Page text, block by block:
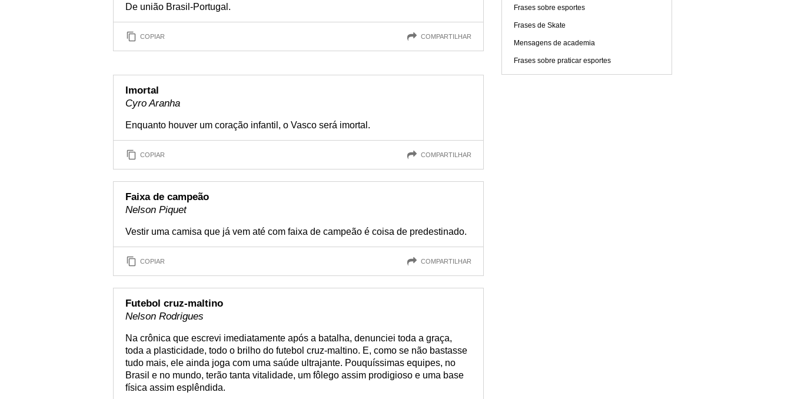
De união Brasil-Portugal.
COPIAR COMPARTILHAR
Imortal
Cyro Aranha
Enquanto houver um coração infantil, o Vasco será imortal.
COPIAR COMPARTILHAR
Faixa de campeão
Nelson Piquet
Vestir uma camisa que já vem até com faixa de campeão é coisa de predestinado.
COPIAR COMPARTILHAR
Futebol cruz-maltino
Nelson Rodrigues
Na crônica que escrevi imediatamente após a batalha, denunciei toda a graça,
toda a plasticidade, todo o brilho do futebol cruz-maltino. E, como se não bastasse
tudo mais, ele ainda joga com uma saúde ultrajante. Pouquíssimas equipes, no
Brasil e no mundo, terão tanta vitalidade, um fôlego assim prodigioso e uma base
física assim esplêndida.
Frases sobre esportes
Frases de Skate
Mensagens de academia
Frases sobre praticar esportes